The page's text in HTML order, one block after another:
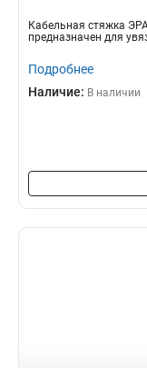
Кабельная стяжка
предназначен для
Подробнее
Наличие: В наличии